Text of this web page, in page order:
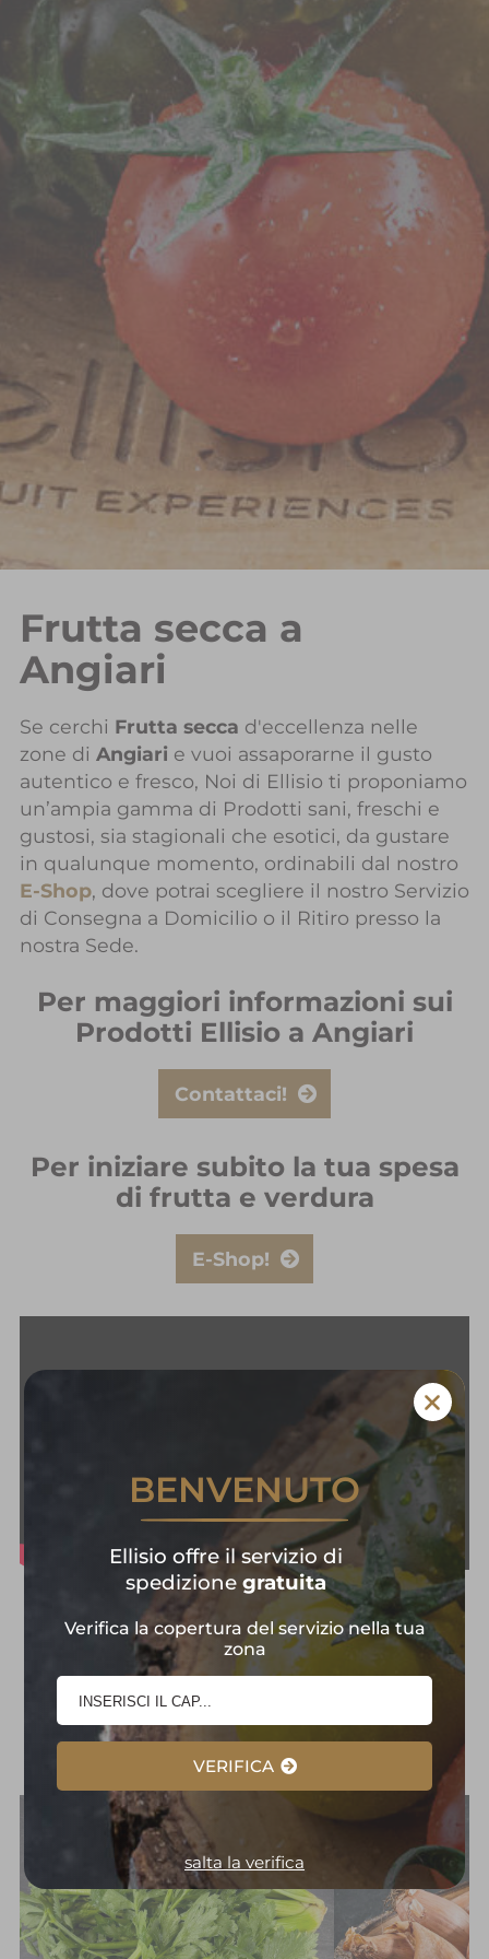
Frutta secca a
Angiari
Se cerchi Frutta secca d'eccellenza nelle
zone di Angiarie vuoi assaporarne il gusto
autentico e fresco, Noi di Ellisio ti proponiamo
un’ampia gamma di Prodotti sani, freschi e
gustosi, sia stagionali che esotici, da gustare
in qualunque momento, ordinabili dal nostro
E-Shop, dove potrai scegliere il nostro Servizio
di Consegna a Domicilio o il Ritiro presso la
nostra Sede.
Per maggiori informazioni sui
Prodotti Ellisio a Angiari
Contattaci!
Per iniziare subito la tua spesa
di frutta e verdura
E-Shop!
Frutta e Verdura in
Primo Piano:
Selezione
d'Eccellenza
BENVENUTO
Ellisio offre il servizio di
spedizione gratuita
Verifica la copertura del servizio nella tua
zona
VERIFICA
salta la verifica